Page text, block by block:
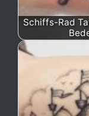
Schiffs-Rad